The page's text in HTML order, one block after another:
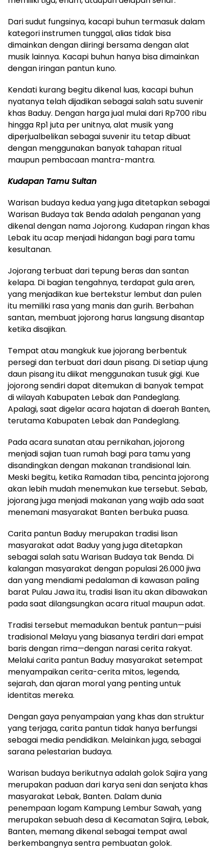
Dari sudut fungsinya, kacapi buhun termasuk dalam
kategori instrumen tunggal, alias tidak bisa
dimainkan dengan diiringi bersama dengan alat
musik lainnya. Kacapi buhun hanya bisa dimainkan
dengan iringan pantun kuno.
Kendati kurang begitu dikenal luas, kacapi buhun
nyatanya telah dijadikan sebagai salah satu suvenir
khas Baduy. Dengan harga jual mulai dari Rp700 ribu
hingga Rp1 juta per unitnya, alat musik yang
diperjualbelikan sebagai suvenir itu tetap dibuat
dengan menggunakan banyak tahapan ritual
maupun pembacaan mantra-mantra.
Kudapan Tamu Sultan
Warisan budaya kedua yang juga ditetapkan sebagai
Warisan Budaya tak Benda adalah penganan yang
dikenal dengan nama Jojorong. Kudapan ringan khas
Lebak itu acap menjadi hidangan bagi para tamu
kesultanan.
Jojorang terbuat dari tepung beras dan santan
kelapa. Di bagian tengahnya, terdapat gula aren,
yang menjadikan kue bertekstur lembut dan pulen
itu memiliki rasa yang manis dan gurih. Berbahan
santan, membuat jojorong harus langsung disantap
ketika disajikan.
Tempat atau mangkuk kue jojorang berbentuk
persegi dan terbuat dari daun pisang. Di setiap ujung
daun pisang itu diikat menggunakan tusuk gigi. Kue
jojorong sendiri dapat ditemukan di banyak tempat
di wilayah Kabupaten Lebak dan Pandeglang.
Apalagi, saat digelar acara hajatan di daerah Banten,
terutama Kabupaten Lebak dan Pandeglang.
Pada acara sunatan atau pernikahan, jojorong
menjadi sajian tuan rumah bagi para tamu yang
disandingkan dengan makanan trandisional lain.
Meski begitu, ketika Ramadan tiba, pencinta jojorong
akan lebih mudah menemukan kue tersebut. Sebab,
jojorang juga menjadi makanan yang wajib ada saat
menemani masyarakat Banten berbuka puasa.
Carita pantun Baduy merupakan tradisi lisan
masyarakat adat Baduy yang juga ditetapkan
sebagai salah satu Warisan Budaya tak Benda. Di
kalangan masyarakat dengan populasi 26.000 jiwa
dan yang mendiami pedalaman di kawasan paling
barat Pulau Jawa itu, tradisi lisan itu akan dibawakan
pada saat dilangsungkan acara ritual maupun adat.
Tradisi tersebut memadukan bentuk pantun—puisi
tradisional Melayu yang biasanya terdiri dari empat
baris dengan rima—dengan narasi cerita rakyat.
Melalui carita pantun Baduy masyarakat setempat
menyampaikan cerita-cerita mitos, legenda,
sejarah, dan ajaran moral yang penting untuk
identitas mereka.
Dengan gaya penyampaian yang khas dan struktur
yang terjaga, carita pantun tidak hanya berfungsi
sebagai media pendidikan. Melainkan juga, sebagai
sarana pelestarian budaya.
Warisan budaya berikutnya adalah golok Sajira yang
merupakan paduan dari karya seni dan senjata khas
masyarakat Lebak, Banten. Dalam dunia
penempaan logam Kampung Lembur Sawah, yang
merupakan sebuah desa di Kecamatan Sajira, Lebak,
Banten, memang dikenal sebagai tempat awal
berkembangnya sentra pembuatan golok.